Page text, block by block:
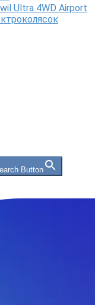
Ultra 4WD Airport
Button